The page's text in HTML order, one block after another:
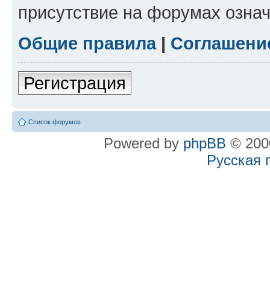
присутствие на форумах
Общие правила|
Регистрация
Список форумов
Powered by phpBB ©
Русская